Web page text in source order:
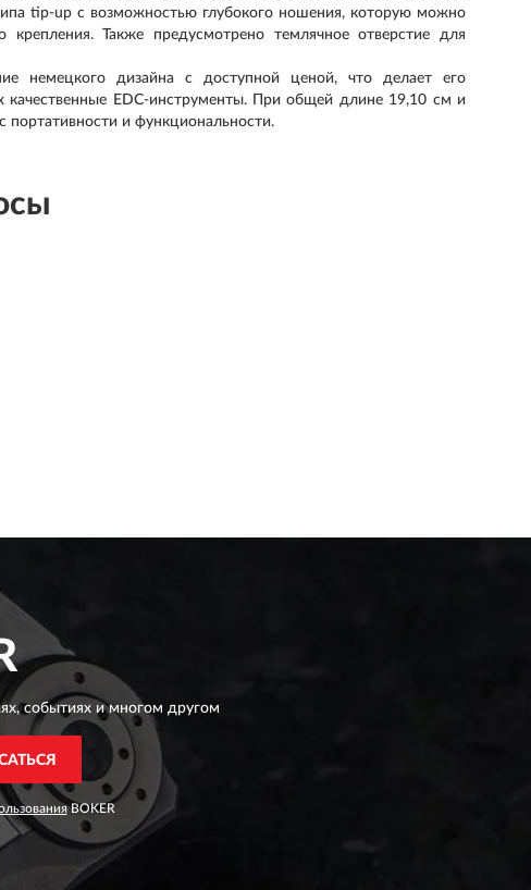
tip-up с возможностью глубокого ношения, которую можно
крепления. Также предусмотрено темлячное отверстие для
немецкого дизайна с доступной ценой, что делает его
EDC-инструменты. При общей длине 19,10 см и
портативности и функциональности.
событиях и многом другом
BOKER